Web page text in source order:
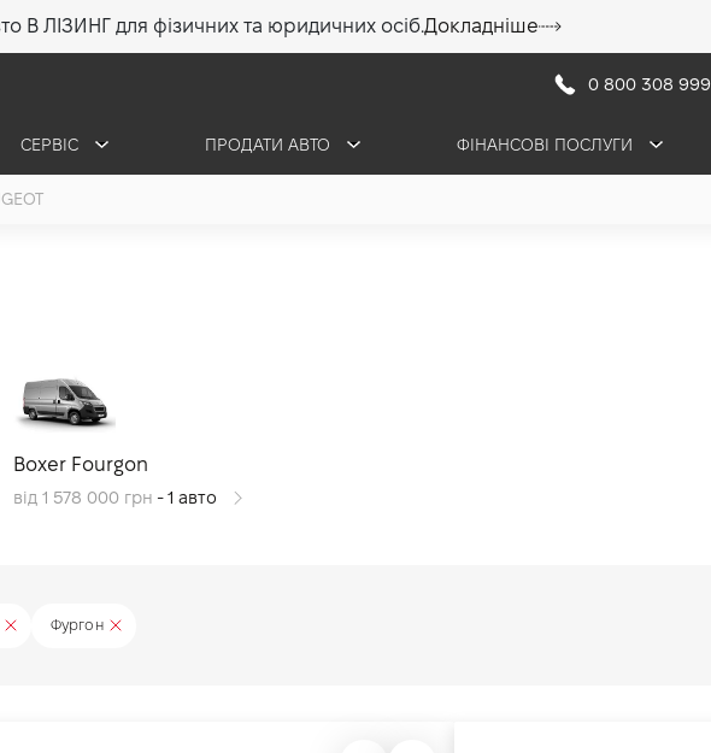
В ЛІЗИНГ для фізичних та юридичних осіб.Докладніше
0 800 308 999
СЕРВІС ПРОДАТИ АВТО ФІНАНСОВІ ПОСЛУГИ
Boxer Fourgon
від 1 578 000 грн - 1 авто
Фургон